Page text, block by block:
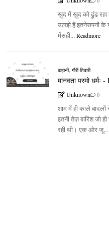
खुद में खुद को ढूंढ रहा
उलझे हैं इतनेसपनों के
मेंसही... Readmore
कहानी, गौरी तिवारी
मानवता परमो
Unknown 0
शाम में ही काले
इतनी तेज़ बारिश जो
रही थी। एक ओर जू...